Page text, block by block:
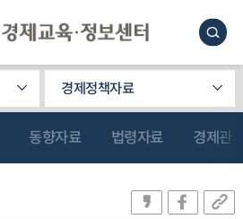
경제정책자료
동향자료 법령자료 경제관